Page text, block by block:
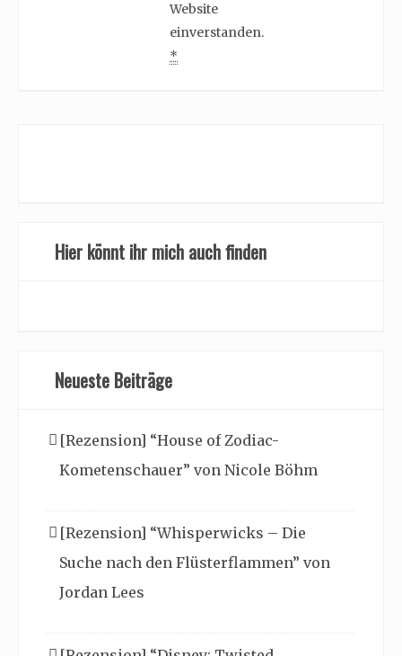
Website
einverstanden.
*
Hier könnt ihr mich auch finden
Neueste Beiträge
[Rezension] “House of Zodiac-
Kometenschauer” von Nicole Böhm
[Rezension] “Whisperwicks – Die
Suche nach den Flüsterflammen” von
Jordan Lees